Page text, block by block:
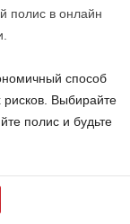
полис в онлайн
способ
рисков. Выбирайте
полис и будьте